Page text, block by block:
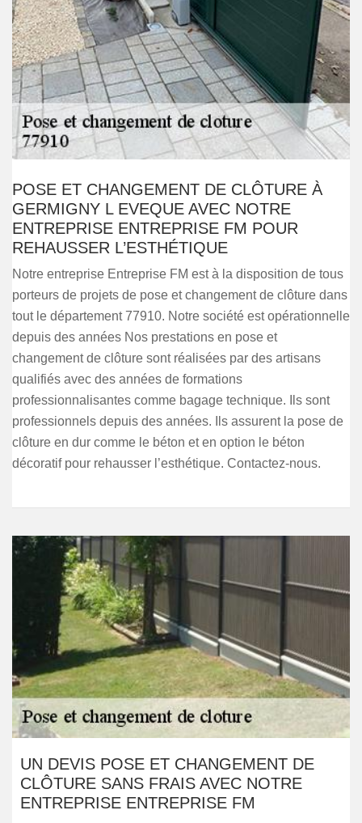
POSE ET CHANGEMENT DE CLÔTURE À
GERMIGNY L EVEQUE AVEC NOTRE
ENTREPRISE ENTREPRISE FM POUR
REHAUSSER L’ESTHÉTIQUE
Notre entreprise Entreprise FM est à la disposition de tous
porteurs de projets de pose et changement de clôture dans
tout le département 77910. Notre société est opérationnelle
depuis des années Nos prestations en pose et
changement de clôture sont réalisées par des artisans
qualifiés avec des années de formations
professionnalisantes comme bagage technique. Ils sont
professionnels depuis des années. Ils assurent la pose de
clôture en dur comme le béton et en option le béton
décoratif pour rehausser l’esthétique. Contactez-nous.
UN DEVIS POSE ET CHANGEMENT DE
CLÔTURE SANS FRAIS AVEC NOTRE
ENTREPRISE ENTREPRISE FM